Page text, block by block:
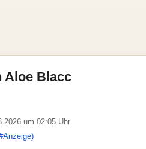
Aloe Blacc
um 02:05 Uhr